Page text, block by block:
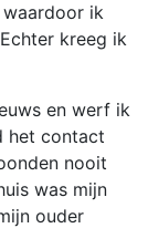
ik
kreeg ik
en werf ik
het contact
nooit
was mijn
ouder